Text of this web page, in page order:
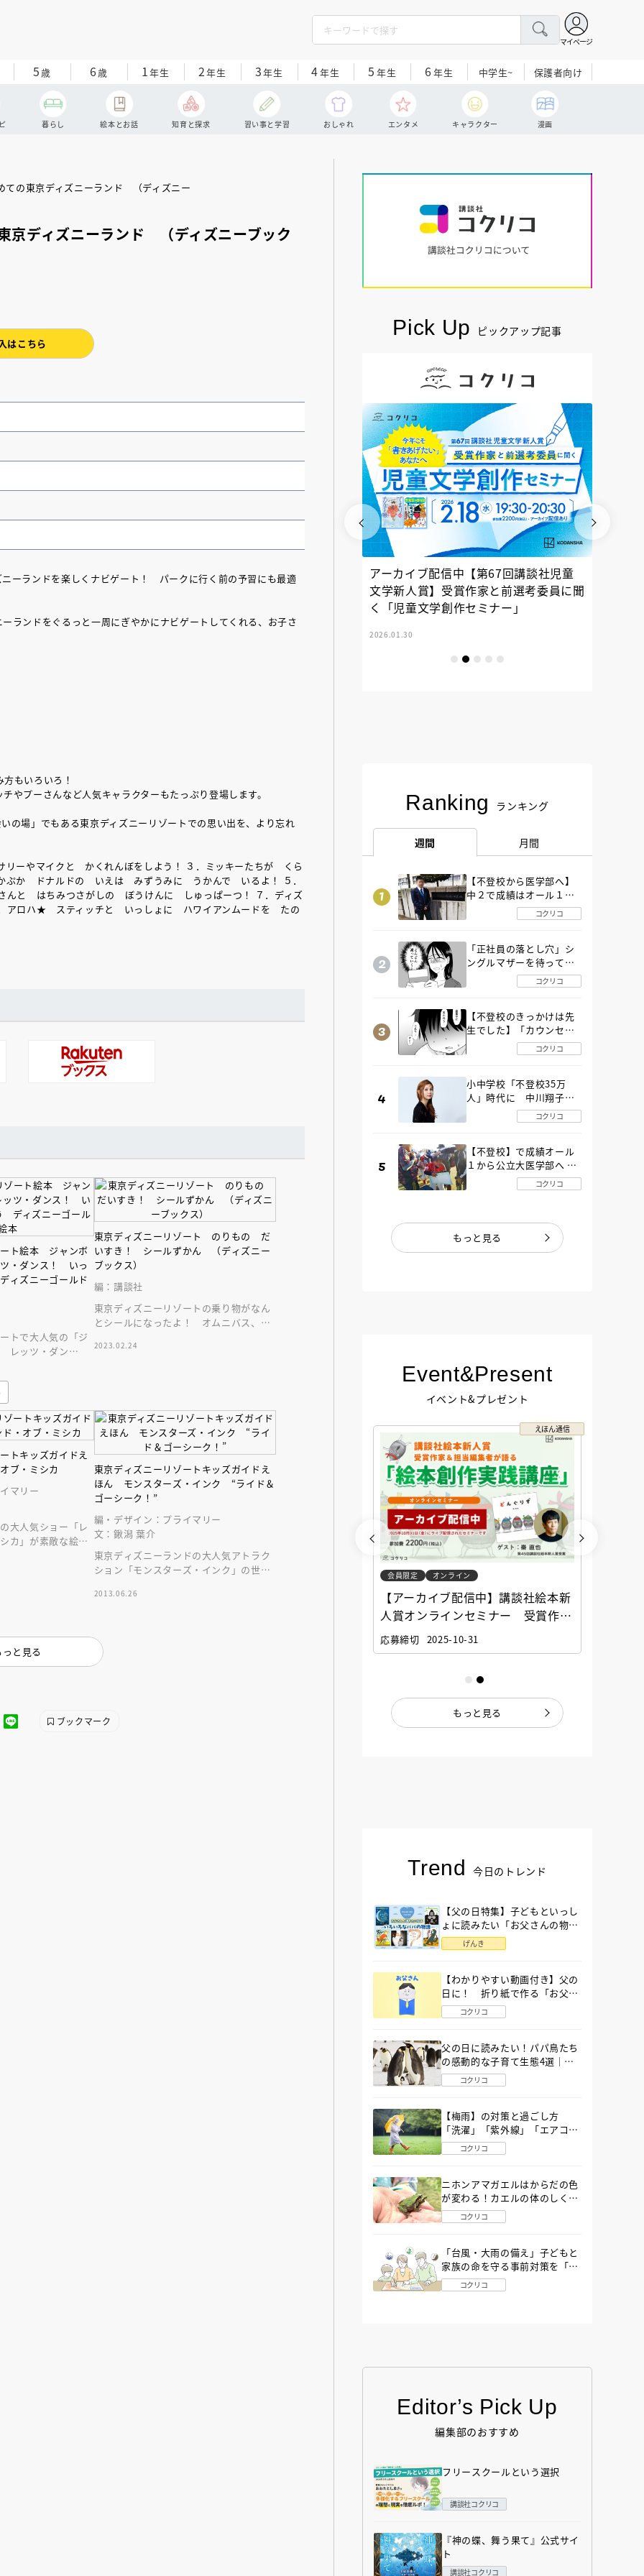
マイページ
5歳 6歳 1年生 2年生 3年生 4年生 5 年生 6年生 中学生~ 保護者向け
暮らし 絵本とお話 知育と探求 習い事と学習 おしゃれ エンタメ キャラクター 漫画
ディズニーランド （ディズニーブック
はこちら
ーランドを楽しくナビゲート！ パークに行く前の予習にも最適
ランドをぐるっと一周にぎやかにナビゲートしてくれる、お子さ
もいろいろ！
やプーさんなど人気キャラクターもたっぷり登場します。
の場」でもある東京ディズニーリゾートでの思い出を、より忘れ
リーやマイクと かくれんぼをしよう！ ３．ミッキーたちが くら
ぷか ドナルドの いえは みずうみに うかんで いるよ！ ５．
と はちみつさがしの ぼうけんに しゅっぱーつ！ ７．ディズ
アロハ★ スティッチと いっしょに ハワイアンムードを たの
ト絵本 ジャンボ
・ダンス！ いっ
ズニーゴールド
トで大人気の「ジ
レッツ・ダン
東京ディズニーリゾート のりもの だ
いすき！ シールずかん （ディズニー
ブックス）
編：講談社
東京ディズニーリゾートの乗り物がなん
とシールになったよ！ オムニバス、ウ
いっぱい！
2023.02.24
トキッズガイドえ
ブ・ミシカ
マリー
大人気ショー「レ
カ」が素敵な絵本
東京ディズニーリゾートキッズガイドえ
ほん モンスターズ・インク “ライド＆
ゴーシーク！”
編・デザイン：プライマリー
文：鍬潟 葉介
東京ディズニーランドの大人気アトラク
ション「モンスターズ・インク」の世界
なりました！
2013.06.26
っと見る
ブックマーク
Pick Up ピックアップ記事
さのあつこ）特設サ
フリースクールという選択
アーカイブ配信中【第67回講談社児童
文学新人賞】受賞作家と前選考委員に聞
く「児童文学創作セミナー」
2026.01.30
Ranking ランキング
週間 月間
【不登校から医学部へ】
中２で成績はオール１
「昼夜逆転」したわが子
を”夜遊び”に連れ出した
コクリコ
「正社員の落とし穴」シ
ングルマザーを待ってい
た“魔の２年間”【後編】
コクリコ
【不登校のきっかけは先
生でした】「カウンセリ
ングの時間」生徒の情報
をバラしたのは…《第２
コクリコ
小中学校「不登校35万
人」時代に 中川翔子さ
んが審査委員長「不登校
生動画甲子園 2026」が開
コクリコ
【不登校】で成績オール
１から公立大医学部へ 中
２で起立性調節障害「治
るまで３年」の診断 その
コクリコ
もっと見る
Event&Present
イベント&プレゼント
えほん通信
配信中】講談社絵本新
が語る「絵本創作実践
10-31
会員限定 オンライン
えほん通信
会員限定 オンライン
【アーカイブ配信中】講談社絵本新
人賞オンラインセミナー 受賞作家
と担当編集者が語る「絵本創作実践
講座」
応募締切 2025-10-31
もっと見る
Trend 今日のトレンド
【父の日特集】子どもといっし
ょに読みたい「お父さんの物
語」６選
げんき
【わかりやすい動画付き】父の
日に！ 折り紙で作る「お父さ
ん」の簡単な折り方
コクリコ
父の日に読みたい！パパ鳥たち
の感動的な子育て生態4選｜図
鑑MOVE
コクリコ
【梅雨】の対策と過ごし方
「洗濯」「紫外線」「エアコ
ン」「ゲリラ豪雨」…〔気象予
報士が完全ガイド〕
コクリコ
ニホンアマガエルはからだの色
が変わる！カエルの体のしくみ
から両生類の特ちょうまで図鑑
MOVEが解説！
コクリコ
「台風・大雨の備え」子どもと
家族の命を守る事前対策を「防
災アドバイザー」が解説
コクリコ
Editor’s Pick Up
編集部のおすすめ
フリースクールという選択
講談社コクリコ
『神の蝶、舞う果て』公式サイ
ト
講談社コクリコ